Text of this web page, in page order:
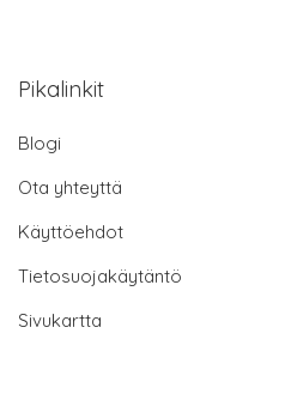
Pikalinkit
Blogi
Ota yhteyttä
Käyttöehdot
Tietosuojakäytäntö
Sivukartta